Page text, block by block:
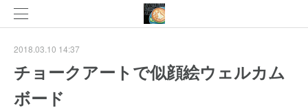
2018.03.10 14:37
チョークアートで似顔絵ウェルカム
ボード